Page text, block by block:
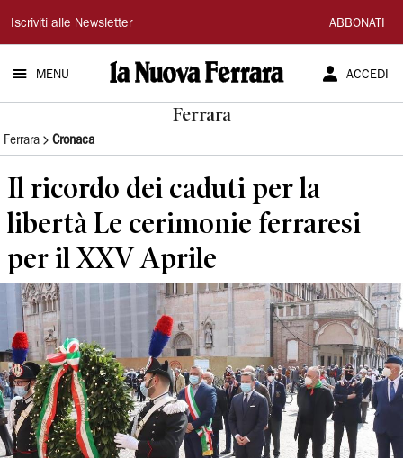
La
Nuova
Ferrara
Iscriviti alle Newsletter ABBONATI
MENU ACCEDI
Ferrara
Ferrara Cronaca
Il ricordo dei caduti per la
libertà Le cerimonie ferraresi
per il XXV Aprile